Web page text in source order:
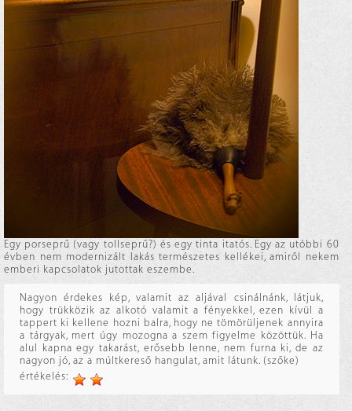
Egy porseprű (vagy tollseprű?) és egy tinta itatós. Egy az utóbbi 60
évben nem modernizált lakás természetes kellékei, amiről nekem
emberi kapcsolatok jutottak eszembe.
Nagyon érdekes kép, valamit az aljával csinálnánk, látjuk,
hogy trükközik az alkotó valamit a fényekkel, ezen kívül a
tappert ki kellene hozni balra, hogy ne tömörüljenek annyira
a tárgyak, mert úgy mozogna a szem figyelme közöttük. Ha
alul kapna egy takarást, erősebb lenne, nem furna ki, de az
nagyon jó, az a múltkereső hangulat, amit látunk. (szőke)
értékelés: